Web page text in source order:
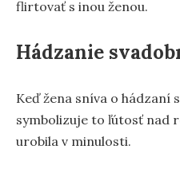
flirtovať s inou ženou.
Hádzanie
Keď žena sníva o hádzaní
symbolizuje to ľútosť nad
urobila v minulosti.